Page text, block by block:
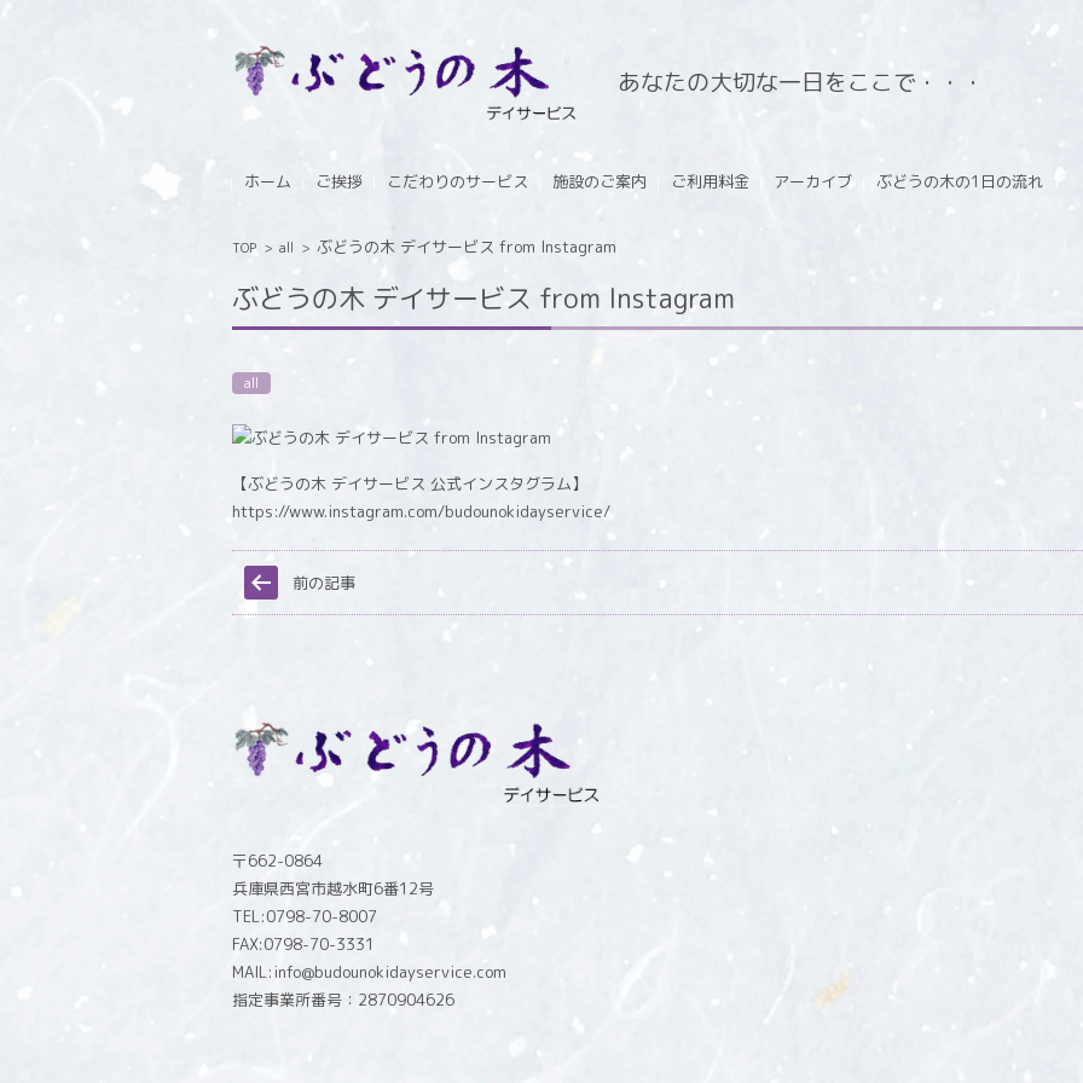
あなたの大切な一日をここで・・・
ホーム
ご挨拶 こだわりのサービス 施設のご案内 ご利用料金 アーカイブ ぶどうの木の1日の流れ
TOP > all > ぶどうの木 デイサービス from Instagram
ぶどうの木 デイサービス from Instagram
all
【ぶどうの木 デイサービス 公式インスタグラム】
https://www.instagram.com/budounokidayservice/
前の記事
〒662-0864
兵庫県西宮市越水町6番12号
TEL:0798-70-8007
FAX:0798-70-3331
MAIL:info@budounokidayservice.com
指定事業所番号：2870904626